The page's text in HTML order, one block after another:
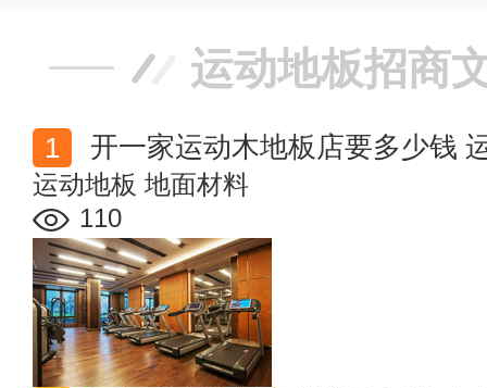
运动地板招商
开一家运动木地板店要多少钱
运动地板 地面材料
110